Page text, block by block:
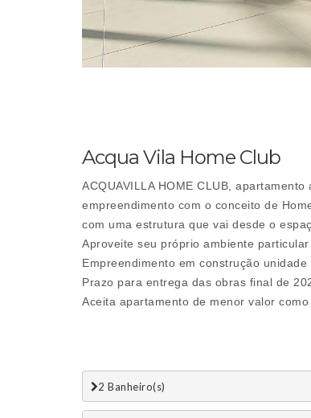
Acqua Vila Home Club
ACQUAVILLA HOME CLUB,
empreendimento com o conceito de
com uma estrutura que vai desde o
Aproveite seu próprio ambiente
Empreendimento em construção
Prazo para entrega das obras final de
Aceita apartamento de menor valor
2 Banheiro(s)